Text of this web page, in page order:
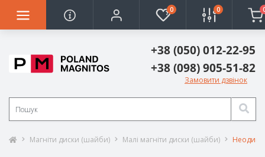
0 0
+38 (050) 012-22-95
+38 (098) 905-51-82
Замовити дзвінок
Магніти диски (шайби) Малі магніти диски (шайби)